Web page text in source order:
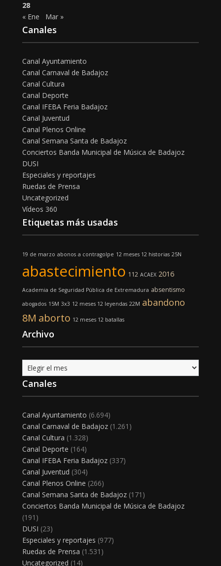
28
« Ene
Mar »
Canales
Canal Ayuntamiento
Canal Carnaval de Badajoz
Canal Cultura
Canal Deporte
Canal IFEBA Feria Badajoz
Canal Juventud
Canal Plenos Online
Canal Semana Santa de Badajoz
Conciertos Banda Municipal de Música de Badajoz
DUSI
Especiales y reportajes
Ruedas de Prensa
Uncategorized
Vídeos 360
Etiquetas más usadas
19 de marzo abonos a contragolpe 12 meses 12 historias 25N
abastecimiento 112 ACAEX 2016
Academia de Seguridad Pública de Extremadura absentismo
abogados 15M 3x3 12 meses 12 leyendas 22M abandono
8M aborto 12 meses 12 batallas
Archivo
Archivo
Canales
Canal Ayuntamiento (6.694)
Canal Carnaval de Badajoz(1.261)
Canal Cultura (1.328)
Canal Deporte (164)
Canal IFEBA Feria Badajoz(337)
Canal Juventud (304)
Canal Plenos Online (266)
Canal Semana Santa de Badajoz(171)
Conciertos Banda Municipal de Música de Badajoz
(191)
DUSI (23)
Especiales y reportajes (977)
Ruedas de Prensa (1.531)
Uncategorized (14)